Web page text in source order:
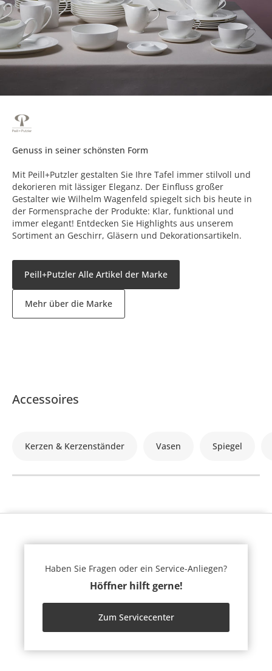
Genuss in seiner schönsten Form
Mit Peill+Putzler gestalten Sie Ihre Tafel immer stilvoll und
dekorieren mit lässiger Eleganz. Der Einfluss großer
Gestalter wie Wilhelm Wagenfeld spiegelt sich bis heute in
der Formensprache der Produkte: Klar, funktional und
immer elegant! Entdecken Sie Highlights aus unserem
Sortiment an Geschirr, Gläsern und Dekorationsartikeln.
Peill+Putzler Alle Artikel der Marke
Mehr über die Marke
Accessoires
Kerzen & Kerzenständer Vasen Spiegel
Haben Sie Fragen oder ein Service-Anliegen?
Höffner hilft gerne!
Zum Servicecenter